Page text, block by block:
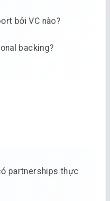
bởi VC nào?
backing?
partnerships thực